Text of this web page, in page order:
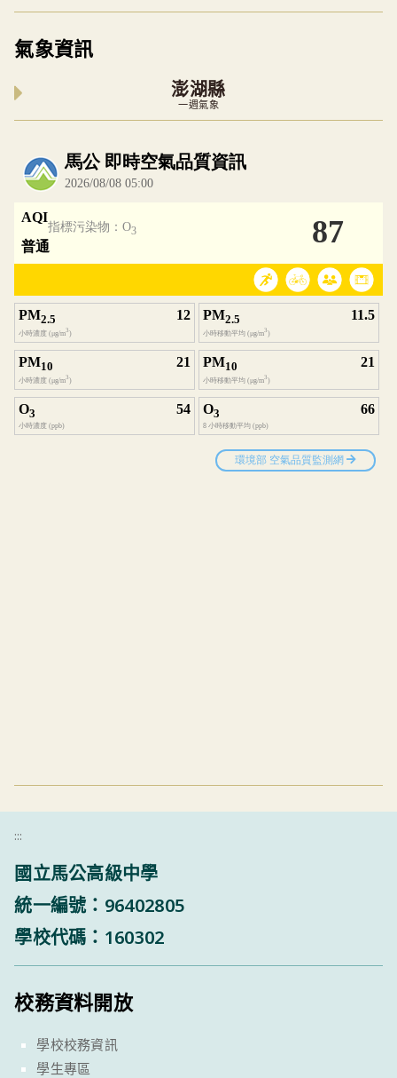
氣象資訊
澎湖縣
一週氣象
內嵌空氣品質小工具為視覺預覽，完整即時空
:::
國立馬公高級中學
統一編號：96402805
學校代碼：160302
校務資料開放
學校校務資訊
學生專區